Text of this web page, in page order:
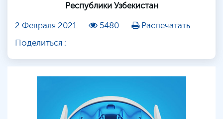
Республики Узбекистан
2 Февраля 2021
5480
Распечатать
Поделиться :